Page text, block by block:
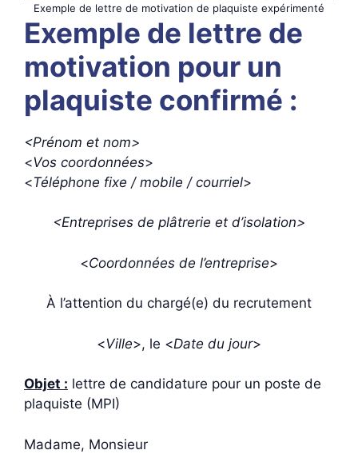
Exemple de lettre de motivation de plaquiste expérimenté
Exemple de lettre de
motivation pour un
plaquiste confirmé :
<Prénom et nom>
<Vos coordonnées>
<Téléphone fixe / mobile / courriel>
<Entreprises de plâtrerie et d’isolation>
<Coordonnées de l’entreprise>
À l’attention du chargé(e) du recrutement
<Ville>, le <Date du jour>
Objet : lettre de candidature pour un poste de
plaquiste (MPI)
Madame, Monsieur